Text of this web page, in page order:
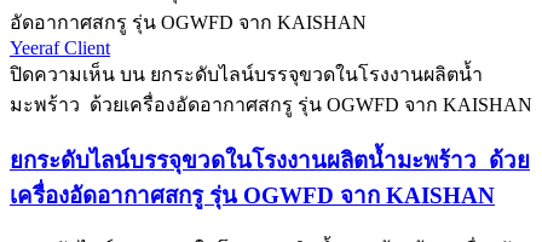
Yeeraf Client
ปิดความเห็น บน ยกระดับไลน์บรรจุขวดในโรงงานผลิตน้ำ
มะพร้าว ด้วยเครื่องอัดอากาศสกรู รุ่น OGWFD จาก KAISHAN
ยกระดับไลน์บรรจุขวดในโรงงานผลิตน้ำมะพร้าว ด้วย
เครื่องอัดอากาศสกรู รุ่น OGWFD จาก KAISHAN